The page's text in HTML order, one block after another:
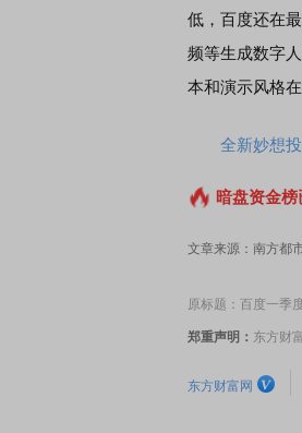
低，百度还在
频等生成数字
本和演示风格
全新妙想
暗盘资金
文章来源：南方都
原标题：百度一季
郑重声明： 东方财
东方财富网